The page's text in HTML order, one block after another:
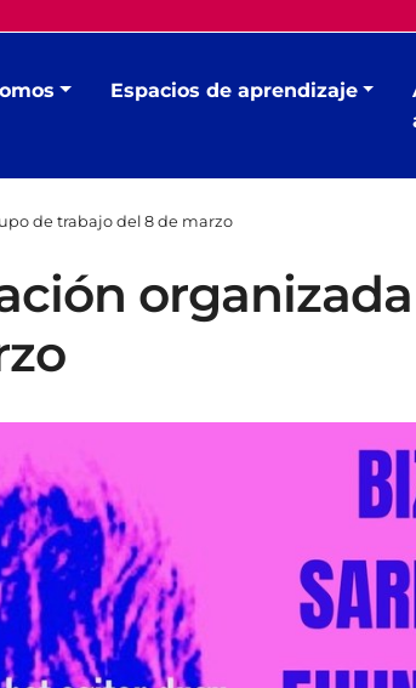
Espacios de aprendizaje
de trabajo del 8 de marzo